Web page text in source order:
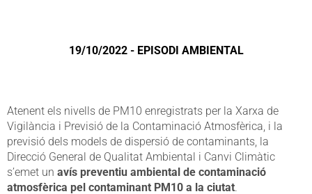
19/10/2022 - EPISODI AMBIENTAL
Atenent els nivells de PM10 enregistrats per la Xarxa de
Vigilància i Previsió de la Contaminació Atmosfèrica, i la
previsió dels models de dispersió de contaminants, la
Direcció General de Qualitat Ambiental i Canvi Climàtic
s’emet un avís preventiu ambiental de contaminació
atmosfèrica pel contaminant PM10 a la ciutat.